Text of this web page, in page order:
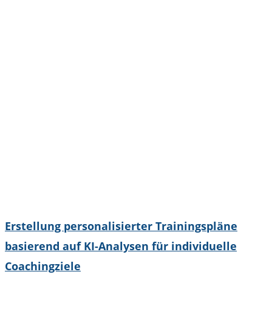
Erstellung personalisierter Trainingspläne
basierend auf KI-Analysen für individuelle
Coachingziele